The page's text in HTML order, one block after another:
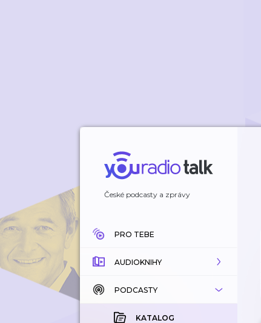
České podcasty a zprávy
PRO TEBE
AUDIOKNIHY
KATALOG
KOUPENÉ
PODCASTY
KATALOG